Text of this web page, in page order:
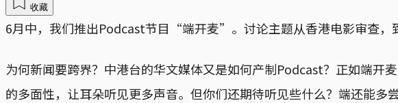
收藏
6月中，我们推出Podcast节目“端开麦”。讨论主题从香港电影审查，
为何新闻要跨界？中港台的华文媒体又是如何产制Podcast？正如端
的多面性，让耳朵听见更多声音。但你们还期待听见些什么？端还能多